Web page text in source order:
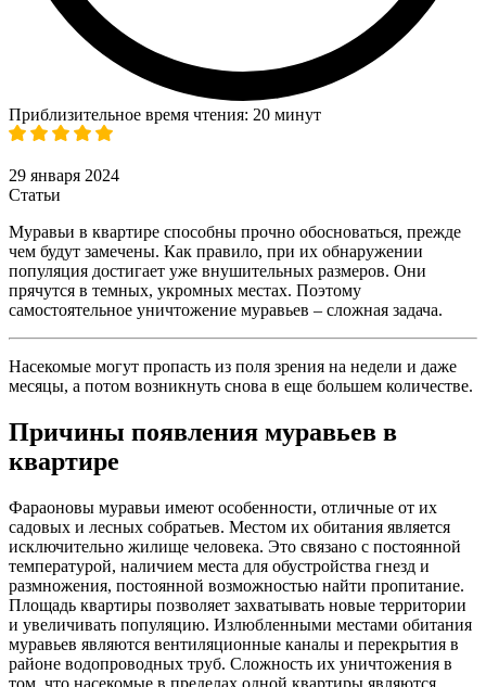
Приблизительное время чтения: 20 минут
29 января 2024
Статьи
Муравьи в квартире способны прочно обосноваться, прежде
чем будут замечены. Как правило, при их обнаружении
популяция достигает уже внушительных размеров. Они
прячутся в темных, укромных местах. Поэтому
самостоятельное уничтожение муравьев – сложная задача.
Насекомые могут пропасть из поля зрения на недели и даже
месяцы, а потом возникнуть снова в еще большем количестве.
Причины появления муравьев в
квартире
Фараоновы муравьи имеют особенности, отличные от их
садовых и лесных собратьев. Местом их обитания является
исключительно жилище человека. Это связано с постоянной
температурой, наличием места для обустройства гнезд и
размножения, постоянной возможностью найти пропитание.
Площадь квартиры позволяет захватывать новые территории
и увеличивать популяцию. Излюбленными местами обитания
муравьев являются вентиляционные каналы и перекрытия в
районе водопроводных труб. Сложность их уничтожения в
том, что насекомые в пределах одной квартиры являются